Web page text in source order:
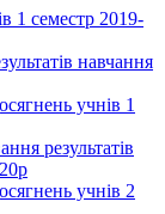
1 семестр 2019-
навчання
учнів 1
результатів
учнів 2